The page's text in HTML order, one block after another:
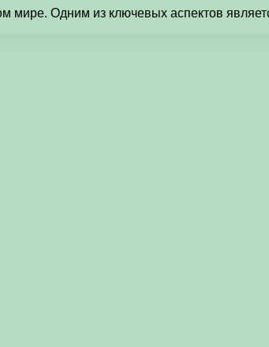
мире. Одним из ключевых аспектов